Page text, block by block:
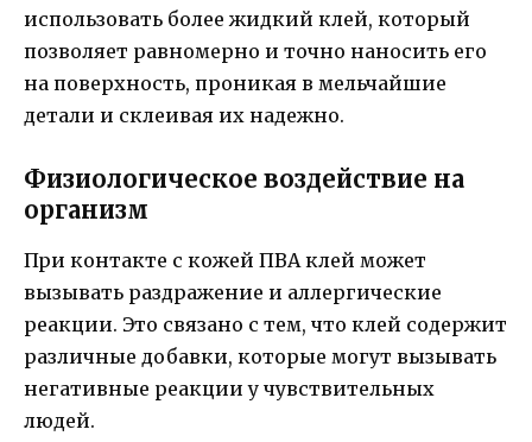
использовать более жидкий клей, который
позволяет равномерно и точно наносить его
на поверхность, проникая в мельчайшие
детали и склеивая их надежно.
Физиологическое воздействие на
организм
При контакте с кожей ПВА клей может
вызывать раздражение и аллергические
реакции. Это связано с тем, что клей содержит
различные добавки, которые могут вызывать
негативные реакции у чувствительных
людей.